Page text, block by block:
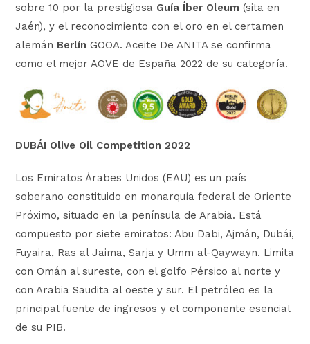
sobre 10 por la prestigiosa Guía Íber Oleum (sita en
Jaén), y el reconocimiento con el oro en el certamen
alemán Berlín GOOA. Aceite De ANITA se confirma
como el mejor AOVE de España 2022 de su categoría.
DUBÁI Olive Oil Competition 2022
Los Emiratos Árabes Unidos (EAU) es un país
soberano constituido en monarquía federal de Oriente
Próximo, situado en la península de Arabia. Está
compuesto por siete emiratos: Abu Dabi, Ajmán, Dubái,
Fuyaira, Ras al Jaima, Sarja y Umm al-Qaywayn. Limita
con Omán al sureste, con el golfo Pérsico al norte y
con Arabia Saudita al oeste y sur. El petróleo es la
principal fuente de ingresos y el componente esencial
de su PIB.